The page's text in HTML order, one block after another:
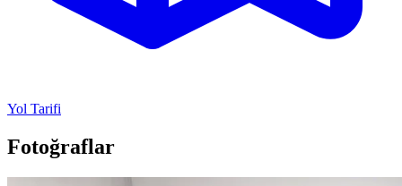
Yol Tarifi
Fotoğraflar